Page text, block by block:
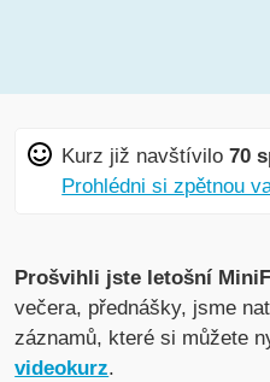
Kurz již navštívilo70
Prohlédni si zpětnou
Prošvihli jste letošní
večera, přednášky, jsme
záznamů, které si můžete
videokurz.